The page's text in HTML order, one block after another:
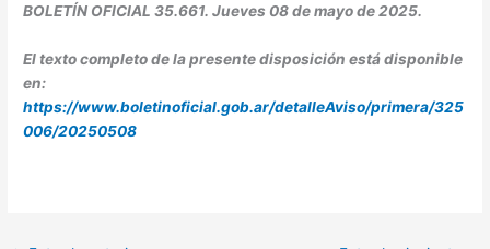
BOLETÍN OFICIAL 35.661. Jueves 08 de mayo de 2025.
El texto completo de la presente disposición está disponible
en:
https://www.boletinoficial.gob.ar/detalleAviso/primera/325
006/20250508